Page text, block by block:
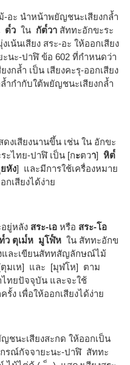
อะ นำหน้าพยัญชนะเสียงกล้ำ
ต๎ว ใน กัต๎วา สัททะอักขะระ
งเน้นเสียง สระ-อะ ให้ออกเสียง
นะ-ปาฬิ ข้อ 602 ที่กำหนดว่า
กล้ำ เป็น เสียงคะรุ-ออกเสียง
กำกับใต้พยัญชนะเสียงกล้ำ
งเสียงนานขึ้น เช่น ใน อักขะ
ะไทย-ปาฬิ เป็น [กะตวา] หิต๎
ุยหัง] และมีการใช้เครื่องหมาย
เสียงได้ง่าย
ยู่หลัง สระ-เอ หรือ สระ-โอ
ท๎ว ตุเม๎​ห มูโฬ๎​ห ใน สัททะอักข
และเขียนสัททสัญลักษณ์ไม้
ตุมเห] และ [มุฬโห] ตาม
ทยปัจจุบัน และจะใช้
ง เพื่อให้ออกเสียงได้ง่าย
ชนะเสียงสะกด ให้ออกเป็น
กรณ์กัจจายะนะ-ปาฬิ สัททะ